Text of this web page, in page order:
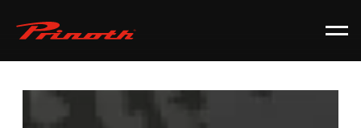
Prinoth - Corporate Website